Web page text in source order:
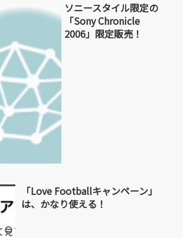
ソニースタイル限定の
「Sony Chronicle
2006」限定販売！
「Love Footballキャンペーン」
は、かなり使える！